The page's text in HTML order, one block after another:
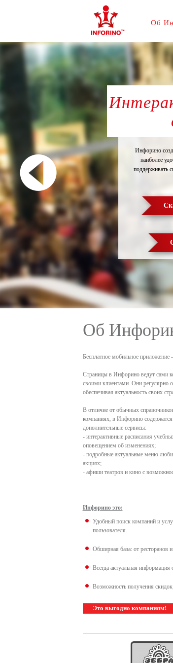
Об
Инфорино
наиболее
поддерживать
Об
Бесплатное мобильное приложение
Страницы в Инфорино ведут сами
своими клиентами. Они
обеспечивая актуальность своих
В отличие от обычных
компаниях, в Инфорино
дополнительные сервисы:
- интерактивные расписания
оповещением об изменениях;
- подробные актуальные меню
акциях;
- афиши театров и кино с
Инфорино это:
Удобный поиск компаний и
пользователя.
Обширная база: от ресторанов
Всегда актуальная информация
Возможность получения
Это выгодно компаниям!